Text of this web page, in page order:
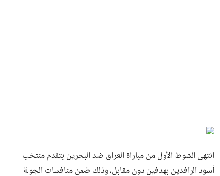
انتهى الشوط الأول من مباراة العراق ضد البحرين بتقدم منتخب
أسود الرافدين بهدفين دون مقابل، وذلك ضمن منافسات الجولة